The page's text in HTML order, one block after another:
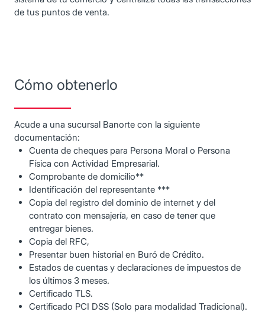
de tus puntos de venta.
Cómo obtenerlo
Acude a una sucursal Banorte con la siguiente
documentación:
Cuenta de cheques para Persona Moral o Persona
Física con Actividad Empresarial.
Comprobante de domicilio**
Identificación del representante ***
Copia del registro del dominio de internet y del
contrato con mensajería, en caso de tener que
entregar bienes.
Copia del RFC,
Presentar buen historial en Buró de Crédito.
Estados de cuentas y declaraciones de impuestos de
los últimos 3 meses.
Certificado TLS.
Certificado PCI DSS (Solo para modalidad Tradicional).